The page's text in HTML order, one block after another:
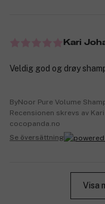
Kari
Veldig god og drøy
ByNoor Pure Volume
Recensionen skrevs av
cocopanda.no
Se översättning
Visa